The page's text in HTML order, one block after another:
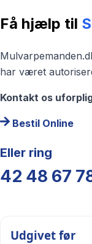
Få hjælp til
har været
Kontakt os
Bestil Online
Eller ring
42 48 67
Udgivet før